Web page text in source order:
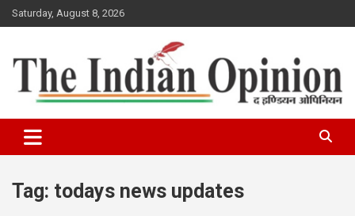
Skip
to
Saturday, August 8, 2026
Indian Opinion News
Tag: todays news updates